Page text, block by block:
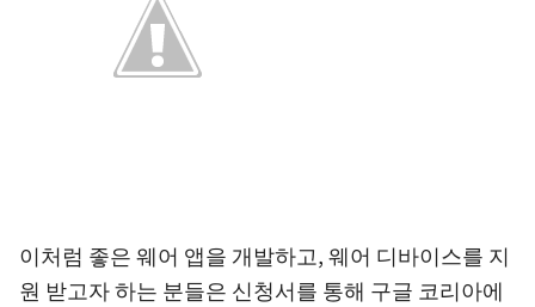
이처럼 좋은 웨어 앱을 개발하고, 웨어 디바이스를 지
원 받고자 하는 분들은 신청서를 통해 구글 코리아에